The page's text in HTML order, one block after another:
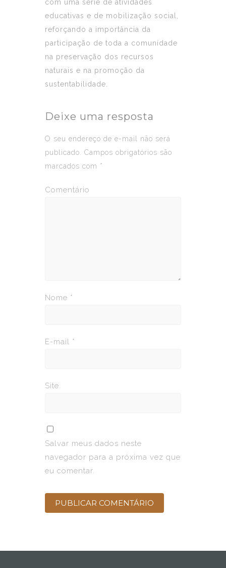
com uma série de atividades
educativas e de mobilização social,
reforçando a importância da
participação de toda a comunidade
na preservação dos recursos
naturais e na promoção da
sustentabilidade.
Deixe uma resposta
O seu endereço de e-mail não será
publicado.
Campos obrigatórios são
marcados com *
Comentário
Nome *
E-mail *
Site
Salvar meus dados neste
navegador para a próxima vez que
eu comentar.